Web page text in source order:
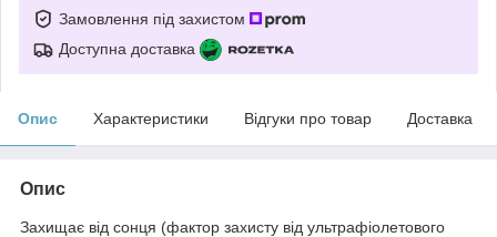
Замовлення під захистом
Доступна доставка
Опис Характеристики Відгуки про товар Доставка
Опис
Захищає від сонця (фактор захисту від ультрафіолетового